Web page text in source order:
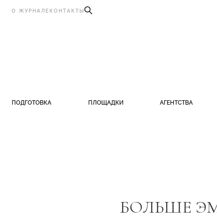
О ЖУРНАЛЕ КОНТАКТЫ
ПОДГОТОВКА ПЛОЩАДКИ АГЕНТСТВА
БОЛЬШЕ